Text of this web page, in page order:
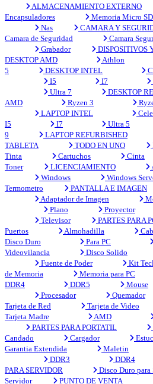
ALMACENAMIENTO EXTERNO
Encapsuladores
Memoria Micro SD
Nas
CAMARA Y
Camara de Seguridad
Camara
Grabador
DISPOSITIVOS
DESKTOP AMD
Athlon
5
DESKTOP INTEL
I5
I7
Ultra 7
DESKTOP
AMD
Ryzen 3
LAPTOP INTEL
I5
I7 Ultra 5
9
LAPTOP REFURBISHED
TABLETA
TODO EN UNO
Tinta
Cartuchos Cinta
Toner
LICENCIAMIENTO
Windows
Windows
Termometro
PANTALLA E IMAGEN
Adaptador de Imagen
Plano
Proyector
Televisor
PARTES PARA
Puertos
Almohadilla
Disco Duro
Para PC
Videovilancia
Disco Solido
Fuente de Poder
Kit
de Memoria
Memoria para PC
DDR4
DDR5 Mouse
Procesador
Quemador
Tarjeta de Red
Tarjeta de Video
Tarjeta Madre
AMD
PARTES PARA PORTATIL
Candado
Cargador
Garantia Extendida
Maletin
DDR3
DDR4
PARA SERVIDOR
Disco Duro para
Servidor
PUNTO DE VENTA